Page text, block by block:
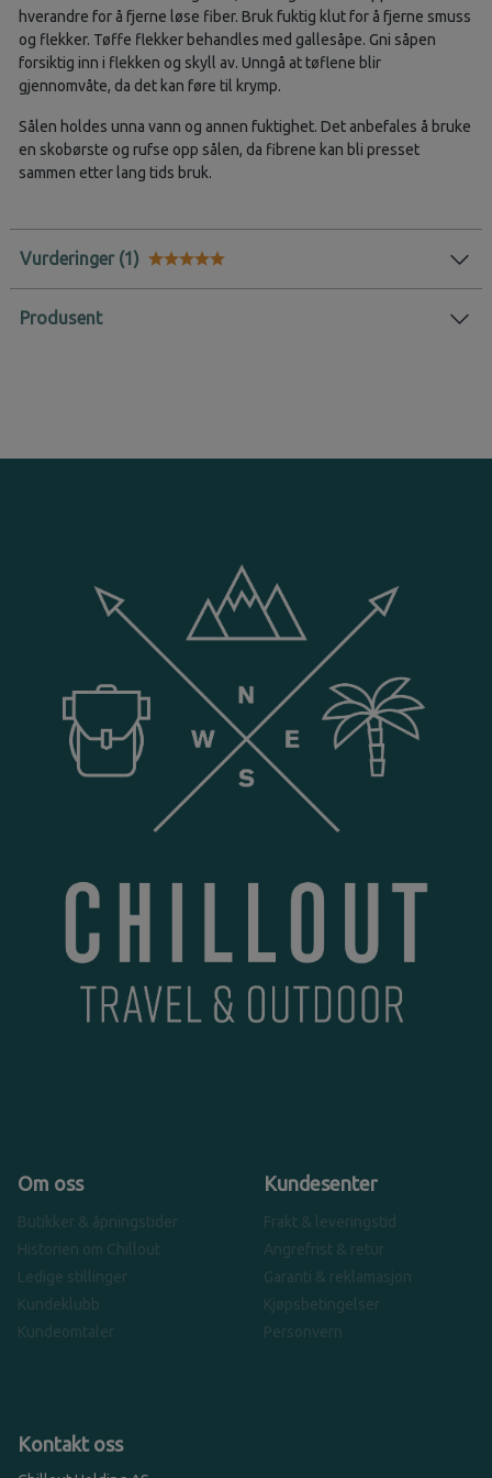
hverandre for å fjerne løse fiber. Bruk fuktig klut for å fjerne smuss
og flekker. Tøffe flekker behandles med gallesåpe. Gni såpen
forsiktig inn i flekken og skyll av. Unngå at tøflene blir
gjennomvåte, da det kan føre til krymp.
Sålen holdes unna vann og annen fuktighet. Det anbefales å bruke
en skobørste og rufse opp sålen, da fibrene kan bli presset
sammen etter lang tids bruk.
Vurderinger
Produsent
Om oss
Butikker & åpningstider
Historien om Chillout
Ledige stillinger
Kundeklubb
Kundeomtaler
Kundesenter
Frakt & leveringstid
Angrefrist & retur
Garanti & reklamasjon
Kjøpsbetingelser
Personvern
Kontakt oss